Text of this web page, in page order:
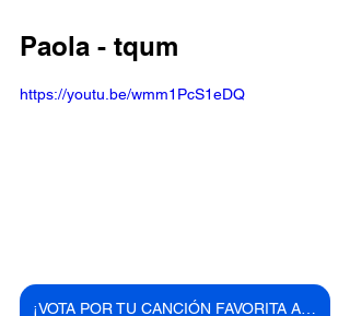
Paola - tqum
https://youtu.be/wmm1PcS1eDQ